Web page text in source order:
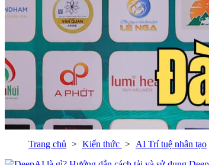
Trang chủ Kiến thức AI Trí tuệ nhân tạo